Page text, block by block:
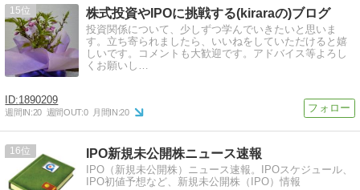
15 株式投資やIPOに挑戦する(kiraraの)ブログ
投資関係について、少しずつ学んでいきたいと思いま
す。立ち寄られましたら、いいねをしていただけると嬉
しいです。コメントも大歓迎です。アドバイス等よろし
くお願いし…
1890209
週間IN:20 週間OUT:0 月間IN:20
16 IPO新規未公開株ニュース速報
IPO（新規未公開株）ニュース速報。IPOスケジュール、
IPO初値予想など、新規未公開株（IPO）情報